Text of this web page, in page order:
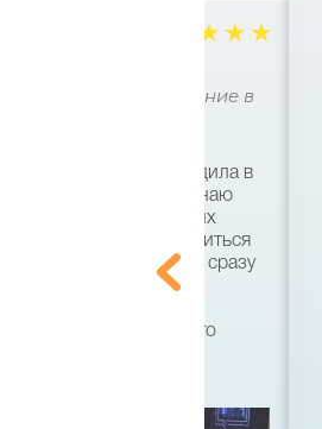
☆ ☆ ☆
образование в
я несколько раз ездила в
язык и совсем не знаю
По совету хороших
есть возможность учиться
вузе, а поступать сразу
на бакалавра по
государственного